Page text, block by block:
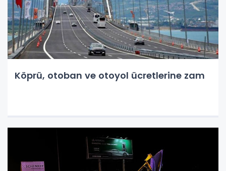
Köprü, otoban ve otoyol ücretlerine zam